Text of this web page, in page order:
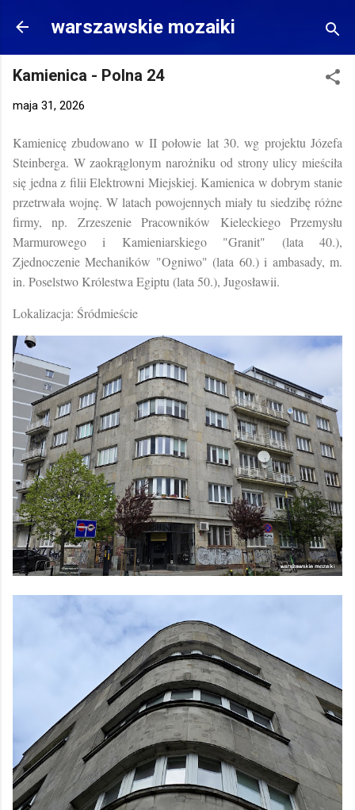
Przejdź do głównej zawartości
warszawskie mozaiki
Kamienica - Polna 24
maja 31, 2026
Kamienicę zbudowano w II połowie lat 30. wg projektu Józefa
Steinberga. W zaokrąglonym narożniku od strony ulicy mieściła
się jedna z filii Elektrowni Miejskiej. Kamienica w dobrym stanie
przetrwała wojnę. W latach powojennych miały tu siedzibę różne
firmy, np. Zrzeszenie Pracowników Kieleckiego Przemysłu
Marmurowego i Kamieniarskiego "Granit" (lata 40.),
Zjednoczenie Mechaników "Ogniwo" (lata 60.) i ambasady, m.
in. Poselstwo Królestwa Egiptu (lata 50.), Jugosławii.
Lokalizacja: Śródmieście